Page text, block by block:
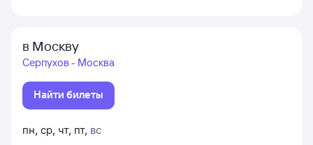
в Москву
Серпухов - Москва
Найти билеты
пн, ср, чт, пт, вс